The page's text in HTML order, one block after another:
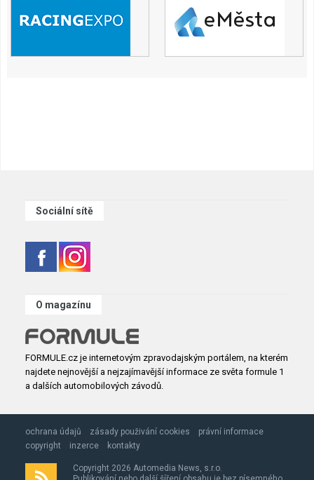
Sociální sítě
O magazínu
FORMULE.cz je internetovým zpravodajským portálem, na kterém
najdete nejnovější a nejzajímavější informace ze světa formule 1
a dalších automobilových závodů.
ochrana údajů zásady použivání cookies
právní informace
copyright
inzerce kontakty
Copyright 2026 Automedia News, s.r.o.